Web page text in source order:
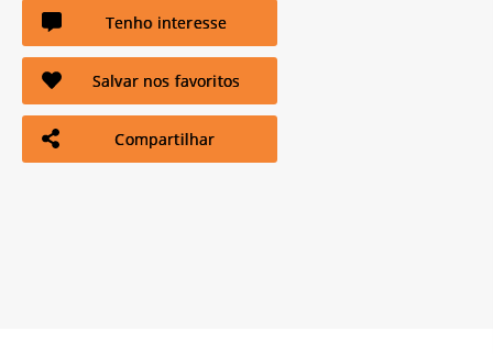
Tenho interesse
Salvar nos favoritos
Compartilhar